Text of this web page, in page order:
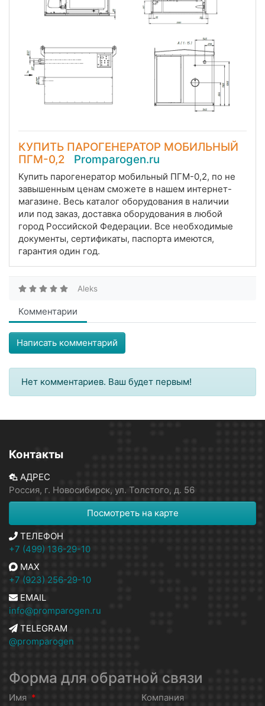
КУПИТЬ ПАРОГЕНЕРАТОР МОБИЛЬНЫЙ
ПГМ-0,2
Promparogen.ru
Купить парогенератор мобильный ПГМ-0,2, по не
завышенным ценам сможете в нашем интернет-
магазине. Весь каталог оборудования в наличии
или под заказ, доставка оборудования в любой
город Российской Федерации. Все необходимые
документы, сертификаты, паспорта имеются,
гарантия один год.
Aleks
Комментарии
Написать комментарий
Нет комментариев. Ваш будет первым!
Контакты
АДРЕС
Россия, г. Новосибирск, ул. Толстого, д. 56
Посмотреть на карте
ТЕЛЕФОН
+7 (499) 136-29-10
MAX
+7 (923) 256-29-10
EMAIL
info@promparogen.ru
TELEGRAM
@promparogen
Форма для обратной связи
Имя * Компания